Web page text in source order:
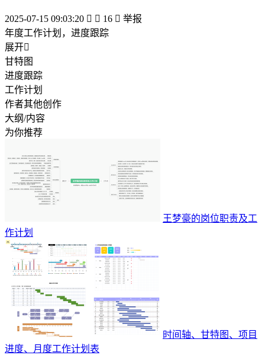
2025-07-15 09:03:20   16  举报
年度工作计划，进度跟踪
展开
甘特图
进度跟踪
工作计划
作者其他创作
大纲/内容
为你推荐
王梦豪的岗位职责及工
作计划
时间轴、甘特图、项目
进度、月度工作计划表